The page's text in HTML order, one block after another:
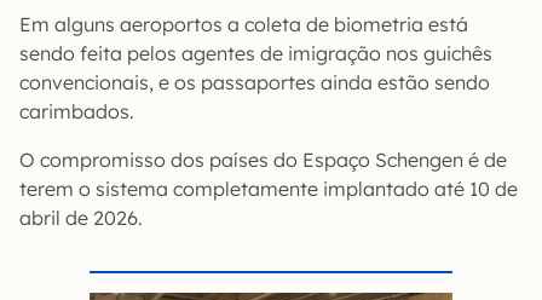
Em alguns aeroportos a coleta de biometria está
sendo feita pelos agentes de imigração nos guichês
convencionais, e os passaportes ainda estão sendo
carimbados.
O compromisso dos países do Espaço Schengen é de
terem o sistema completamente implantado até 10 de
abril de 2026.